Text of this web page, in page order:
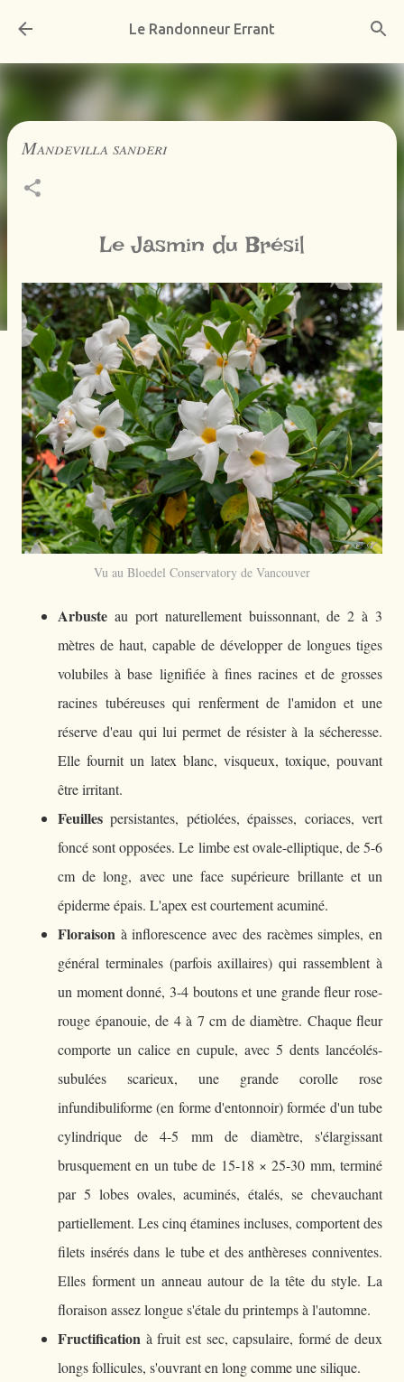
Accéder au contenu principal
Le Randonneur Errant
Mandevilla sanderi
Le Jasmin du Brésil
Vu au Bloedel Conservatory de Vancouver
Arbuste au port naturellement buissonnant, de 2 à 3
mètres de haut, capable de développer de longues tiges
volubiles à base lignifiée à fines racines et de grosses
racines tubéreuses qui renferment de l'amidon et une
réserve d'eau qui lui permet de résister à la sécheresse.
Elle fournit un latex blanc, visqueux, toxique, pouvant
être irritant.
Feuilles persistantes, pétiolées, épaisses, coriaces, vert
foncé sont opposées. Le limbe est ovale-elliptique, de 5-6
cm de long, avec une face supérieure brillante et un
épiderme épais. L'apex est courtement acuminé.
Floraison à inflorescence avec des racèmes simples, en
général terminales (parfois axillaires) qui rassemblent à
un moment donné, 3-4 boutons et une grande fleur rose-
rouge épanouie, de 4 à 7 cm de diamètre. Chaque fleur
comporte un calice en cupule, avec 5 dents lancéolés-
subulées scarieux, une grande corolle rose
infundibuliforme (en forme d'entonnoir) formée d'un tube
cylindrique de 4-5 mm de diamètre, s'élargissant
brusquement en un tube de 15-18 × 25-30 mm, terminé
par 5 lobes ovales, acuminés, étalés, se chevauchant
partiellement. Les cinq étamines incluses, comportent des
filets insérés dans le tube et des anthèreses conniventes.
Elles forment un anneau autour de la tête du style. La
floraison assez longue s'étale du printemps à l'automne.
Fructification à fruit est sec, capsulaire, formé de deux
longs follicules, s'ouvrant en long comme une silique.